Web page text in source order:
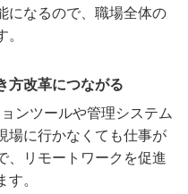
になるので、職場全体の
方改革につながる
ンツールや管理システム
場に行かなくても仕事が
、リモートワークを促進
。